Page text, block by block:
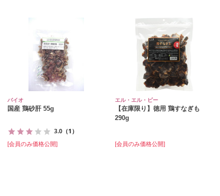
バイオ
国産 鶏砂肝 55g
3.0 （1）
[会員のみ価格公開]
エル・エル・ピー
【在庫限り】徳用 鶏すなぎも
290g
[会員のみ価格公開]